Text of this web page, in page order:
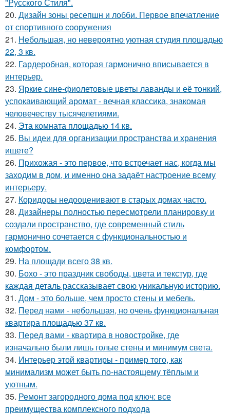
"Русского Стиля".
20. Дизайн зоны ресепшн и лобби. Первое впечатление
от спортивного сооружения
21. Небольшая, но невероятно уютная студия площадью
22, 3 кв.
22. Гардеробная, которая гармонично вписывается в
интерьер.
23. Яркие сине-фиолетовые цветы лаванды и её тонкий,
успокаивающий аромат - вечная классика, знакомая
человечеству тысячелетиями.
24. Эта комната площадью 14 кв.
25. Вы идеи для организации пространства и хранения
ищете?
26. Прихожая - это первое, что встречает нас, когда мы
заходим в дом, и именно она задаёт настроение всему
интерьеру.
27. Коридоры недооценивают в старых домах часто.
28. Дизайнеры полностью пересмотрели планировку и
создали пространство, где современный стиль
гармонично сочетается с функциональностью и
комфортом.
29. На площади всего 38 кв.
30. Бохо - это праздник свободы, цвета и текстур, где
каждая деталь рассказывает свою уникальную историю.
31. Дом - это больше, чем просто стены и мебель.
32. Перед нами - небольшая, но очень функциональная
квартира площадью 37 кв.
33. Перед вами - квартира в новостройке, где
изначально были лишь голые стены и минимум света.
34. Интерьер этой квартиры - пример того, как
минимализм может быть по-настоящему тёплым и
уютным.
35. Ремонт загородного дома под ключ: все
преимущества комплексного подхода